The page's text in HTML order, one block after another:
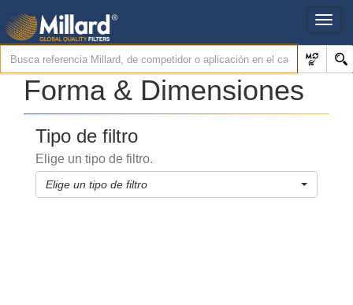
Forma & Dimensiones
Tipo de filtro
Elige un tipo de filtro.
Elige un tipo de filtro